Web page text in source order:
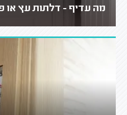
מה עדיף - דלתות עץ או